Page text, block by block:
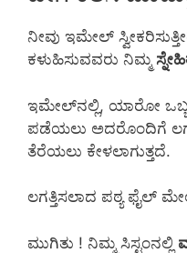
ನೀವು ಇಮೇಲ್
ಕಳುಹಿಸುವವರು ನಿಮ್ಮ
ಇಮೇಲ್‌ನಲ್ಲಿ, ಯಾರೋ
ಪಡೆಯಲು ಅದರೊಂದಿಗೆ
ತೆರೆಯಲು ಕೇಳಲಾಗುತ್ತದೆ.
ಲಗತ್ತಿಸಲಾದ ಪಠ್ಯ ಫೈಲ್
ಮುಗಿತು ! ನಿಮ್ಮ ಸಿಸ್ಟಂನಲ್ಲಿ